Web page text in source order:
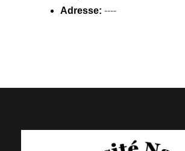
Adresse: ----